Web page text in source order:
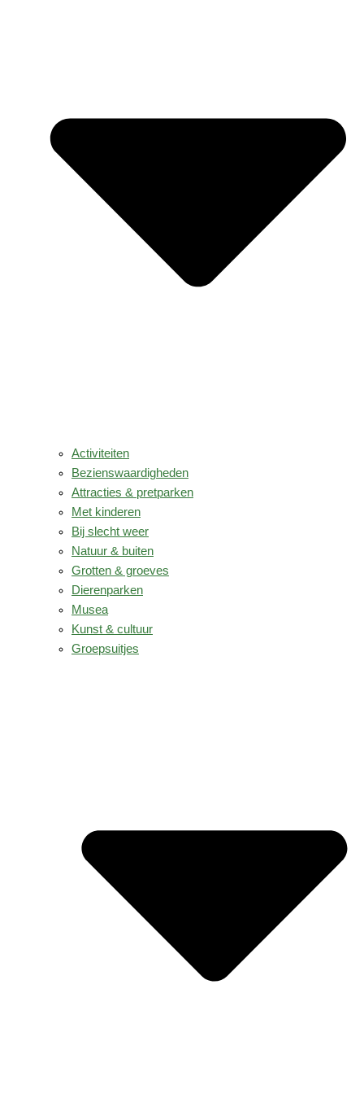
Activiteiten
Bezienswaardigheden
Attracties & pretparken
Met kinderen
Bij slecht weer
Natuur & buiten
Grotten & groeves
Dierenparken
Musea
Kunst & cultuur
Groepsuitjes